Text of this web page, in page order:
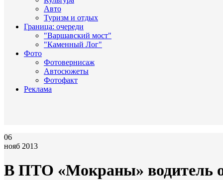
Авто
Туризм и отдых
Граница: очереди
"Варшавский мост"
"Каменный Лог"
Фото
Фотовернисаж
Автосюжеты
Фотофакт
Реклама
06
нояб 2013
В ПТО «Мокраны» водитель